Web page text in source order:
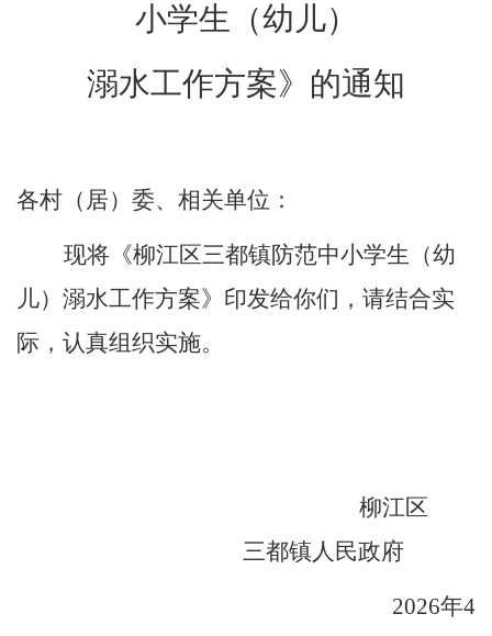
小学生 （幼儿）
溺水工作方案》 的通知
各村（居）委、相关单位：
现将《柳江区三都镇防范中小学生 （幼
儿） 溺水工作方案》印发给你们，请结合实
际，认真组织实施。
柳江区
三都镇人民政府
2026年4